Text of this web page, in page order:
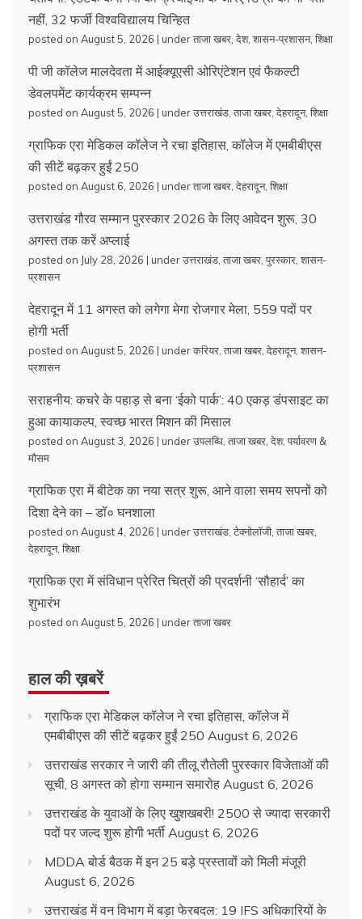
नहीं, 32 फर्जी विश्वविद्यालय चिन्हित
posted on August 5, 2026 | underताजा खबर देश, शासन-प्रशासन, शिक्षा
पी जी कॉलेज मालदेवता में आईक्यूएसी ओरिएंटेशन एवं फैकल्टी
डेवलपमेंट कार्यक्रम सम्पन्न
posted on August 5, 2026 | underउत्तराखंड ताजा खबर देहरादून, शिक्षा
ग्राफिक एरा मेडिकल कॉलेज ने रचा इतिहास, कॉलेज में एमबीबीएस
की सीटें बढ़कर हुईं 250
posted on August 6, 2026 | underताजा खबर देहरादून, शिक्षा
उत्तराखंड गौरव सम्मान पुरस्कार 2026 के लिए आवेदन शुरू, 30
अगस्त तक करें अप्लाई
posted on July 28, 2026 | underउत्तराखंड ताजा खबर पुरस्कार शासन-
प्रशासन
देहरादून में 11 अगस्त को लगेगा मेगा रोजगार मेला, 559 पदों पर
होगी भर्ती
posted on August 5, 2026 | underकरियर ताजा खबर देहरादून, शासन-
प्रशासन
सराहनीय: कचरे के पहाड़ से बना ‘ईको पार्क’: 40 एकड़ डंपसाइट का
हुआ कायाकल्प, स्वच्छ भारत मिशन की मिसाल
posted on August 3, 2026 | underउपलब्धि ताजा खबर देश, पर्यावरण &
मौसम
ग्राफिक एरा में बीटेक का नया सत्र शुरू, आने वाला समय सपनों को
दिशा देने का – डॉ० घनशाला
posted on August 4, 2026 | underउत्तराखंड टेक्नोलॉजी ताजा खबर
देहरादून, शिक्षा
ग्राफिक एरा में संविधान प्रेरित चित्रों की प्रदर्शनी ‘सौहार्द’ का
शुभारंभ
posted on August 5, 2026 | underताजा खबर
हाल की ख़बरें
ग्राफिक एरा मेडिकल कॉलेज ने रचा इतिहास, कॉलेज में
एमबीबीएस की सीटें बढ़कर हुईं 250 August 6, 2026
उत्तराखंड सरकार ने जारी की तीलू रौतेली पुरस्कार विजेताओं की
सूची, 8 अगस्त को होगा सम्मान समारोह August 6, 2026
उत्तराखंड के युवाओं के लिए खुशखबरी! 2500 से ज्यादा सरकारी
पदों पर जल्द शुरू होगी भर्ती August 6, 2026
MDDA बोर्ड बैठक में इन 25 बड़े प्रस्तावों को मिली मंजूरी
August 6, 2026
उत्तराखंड में वन विभाग में बड़ा फेरबदल: 19 IFS अधिकारियों के